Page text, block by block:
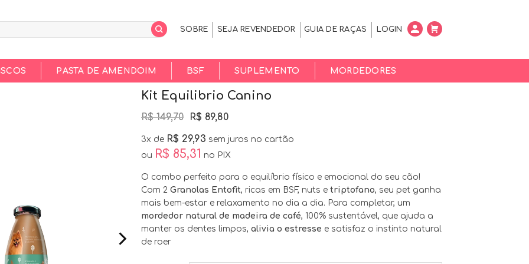
SOBRE SEJA REVENDEDOR GUIA DE RAÇAS LOGIN
PASTA DE AMENDOIM BSF SUPLEMENTO MORDEDORES
Kit Equilibrio Canino
R$149,70
Original
was:
R$ 149,70.
R$ 89,80Current
is:
R$ 89,80.
3x de R$ 29,93 sem juros no cartão
ou R$ 85,31 no PIX
O combo perfeito para o equilíbrio físico e emocional do seu cão!
Com 2 Granolas Entofit, ricas em BSF, nuts e triptofano, seu pet ganha
mais bem-estar e relaxamento no dia a dia. Para completar, um
mordedor natural de madeira de café, 100% sustentável, que ajuda a
manter os dentes limpos, alivia o estresse e satisfaz o instinto natural
de roer